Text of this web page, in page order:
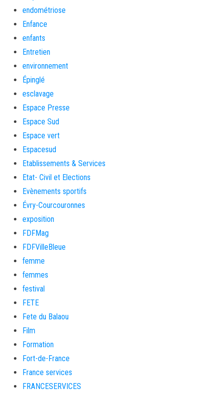
endométriose
Enfance
enfants
Entretien
environnement
Épinglé
esclavage
Espace Presse
Espace Sud
Espace vert
Espacesud
Etablissements & Services
Etat- Civil et Elections
Evènements sportifs
Évry-Courcouronnes
exposition
FDFMag
FDFVilleBleue
femme
femmes
festival
FETE
Fete du Balaou
Film
Formation
Fort-de-France
France services
FRANCESERVICES